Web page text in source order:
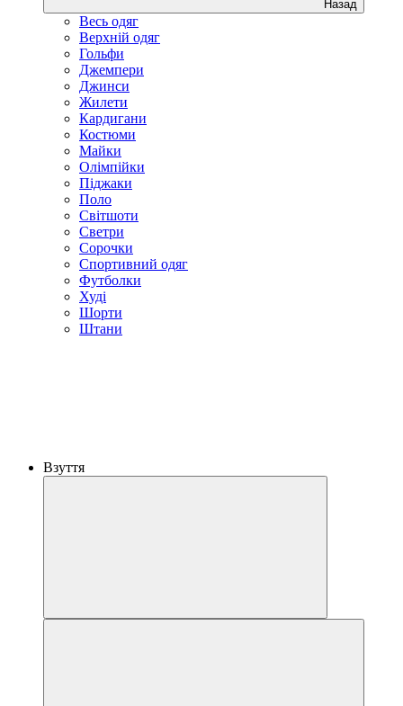
Назад
Весь одяг
Верхній одяг
Гольфи
Джемпери
Джинси
Жилети
Кардигани
Костюми
Майки
Олімпійки
Піджаки
Поло
Світшоти
Светри
Сорочки
Спортивний одяг
Футболки
Худі
Шорти
Штани
Взуття